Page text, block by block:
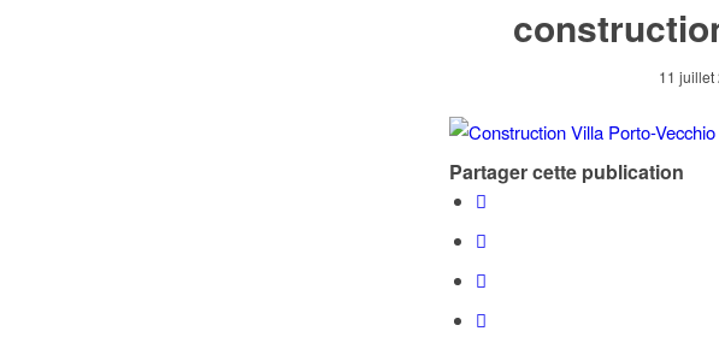
11 juillet
Partager cette publication